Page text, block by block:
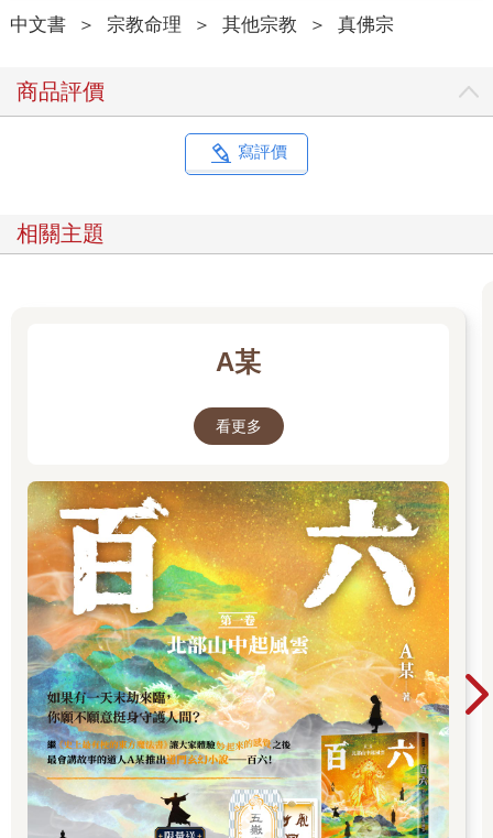
中文書 ＞ 宗教命理 ＞ 其他宗教 ＞ 真佛宗
商品評價
寫評價
相關主題
A某
看更多